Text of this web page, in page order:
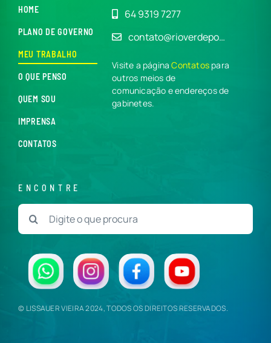
HOME
PLANO DE GOVERNO
MEU TRABALHO
O QUE PENSO
QUEM SOU
IMPRENSA
CONTATOS
64 9319 7277
contato@rioverdepo…
Visite a páginaContatos para
outros meios de
comunicação e endereços de
gabinetes.
ENCONTRE
Buscar
resultados
© LISSAUER VIEIRA 2024, TODOS OS DIREITOS RESERVADOS.